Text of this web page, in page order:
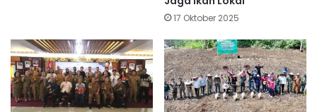
17 Oktober 2025